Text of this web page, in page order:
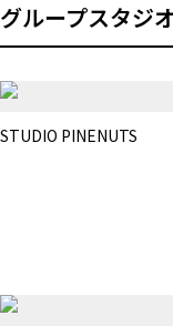
グループスタジ
STUDIO PINENUTS